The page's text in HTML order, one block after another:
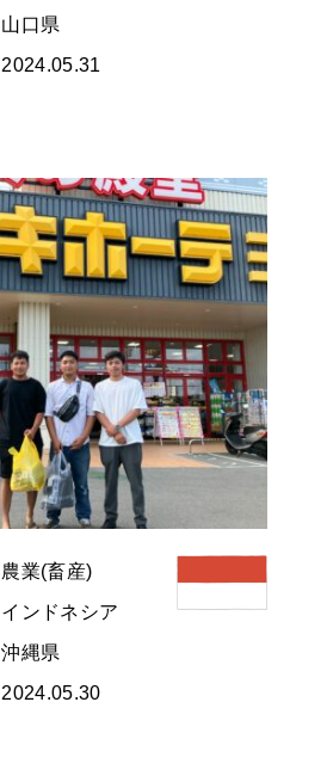
山口県
2024.05.31
農業(畜産)
インドネシア
沖縄県
2024.05.30